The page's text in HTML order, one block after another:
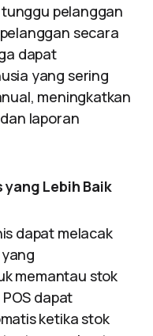
pelanggan
secara
dapat
yang sering
meningkatkan
laporan
Lebih Baik
dapat melacak
memantau stok
dapat
ketika stok